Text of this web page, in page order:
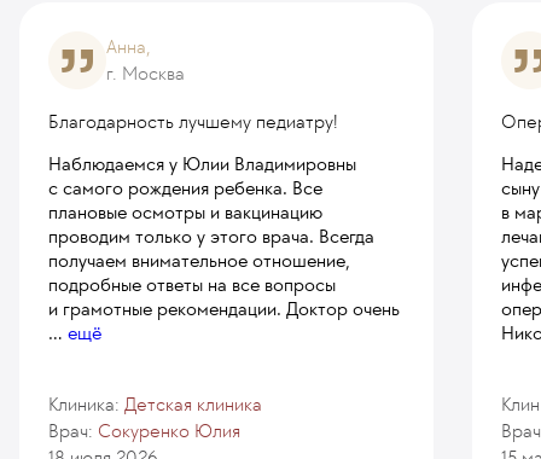
Анна,
г. Москва
Благодарность лучшему педиатру!
Наблюдаемся у Юлии Владимировны
с самого рождения ребенка. Все
плановые осмотры и вакцинацию
проводим только у этого врача. Всегда
получаем внимательное отношение,
подробные ответы на все вопросы
и грамотные рекомендации. Доктор очень
... ещё
Клиника: Детская клиника
Врач: Сокуренко Юлия
в